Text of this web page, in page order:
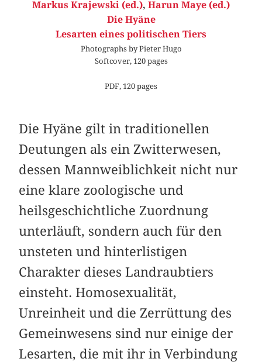
Markus Krajewski (ed.), Harun Maye (ed.)
Die Hyäne
Lesarten eines politischen Tiers
Photographs by Pieter Hugo
Softcover, 120 pages
PDF, 120 pages
Die Hyäne gilt in traditionellen
Deutungen als ein Zwitterwesen,
dessen Mannweiblichkeit nicht nur
eine klare zoologische und
heilsgeschichtliche Zuordnung
unterläuft, sondern auch für den
unsteten und hinterlistigen
Charakter dieses Landraubtiers
einsteht. Homosexualität,
Unreinheit und die Zerrüttung des
Gemeinwesens sind nur einige der
Lesarten, die mit ihr in Verbindung